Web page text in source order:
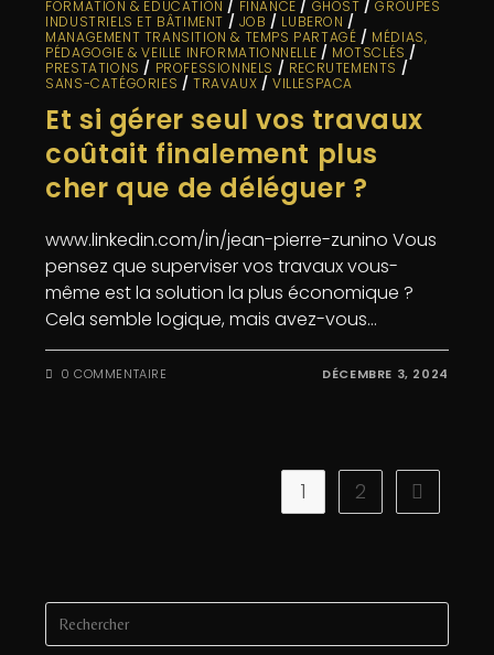
FORMATION & EDUCATION / FINANCE / GHOST /GROUPES
INDUSTRIELS ET BÂTIMENT / JOB / LUBERON /
MANAGEMENT TRANSITION & TEMPS PARTAGÉ / MÉDIAS,
PÉDAGOGIE & VEILLE INFORMATIONNELLE / MOTSCLÉS /
PRESTATIONS / PROFESSIONNELS / RECRUTEMENTS /
SANS-CATÉGORIES /TRAVAUX /VILLESPACA
Et si gérer seul vos travaux
coûtait finalement plus
cher que de déléguer ?
www.linkedin.com/in/jean-pierre-zunino Vous
pensez que superviser vos travaux vous-
même est la solution la plus économique ?
Cela semble logique, mais avez-vous…
0 COMMENTAIRE DÉCEMBRE 3, 2024
1 2